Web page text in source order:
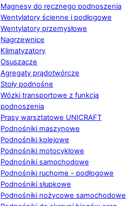
Magnesy do ręcznego podnoszenia
Wentylatory ścienne i podłogowe
Wentylatory przemysłowe
Nagrzewnice
Klimatyzatory
Osuszacze
Agregaty prądotwórcze
Stoły podnośne
Wózki transportowe z funkcją
podnoszenia
Prasy warsztatowe UNICRAFT
Podnośniki maszynowe
Podnośniki kolejowe
Podnośniki motocyklowe
Podnośniki samochodowe
Podnośniki ruchome - podłogowe
Podnośniki słupkowe
Podnośniki nożycowe samochodowe